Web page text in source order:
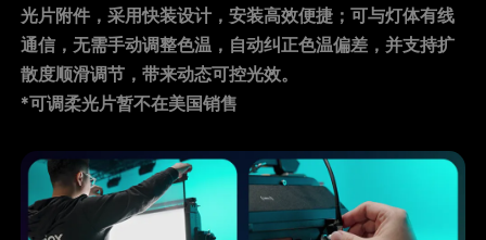
光片附件，采用快装设计，安装高效便捷；可与灯体有线
通信，无需手动调整色温，自动纠正色温偏差，并支持扩
散度顺滑调节，带来动态可控光效。
*可调柔光片暂不在美国销售